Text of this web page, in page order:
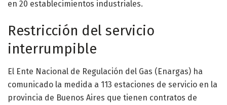
en 20 establecimientos industriales.
Restricción del servicio
interrumpible
El Ente Nacional de Regulación del Gas (Enargas) ha
comunicado la medida a 113 estaciones de servicio en la
provincia de Buenos Aires que tienen contratos de